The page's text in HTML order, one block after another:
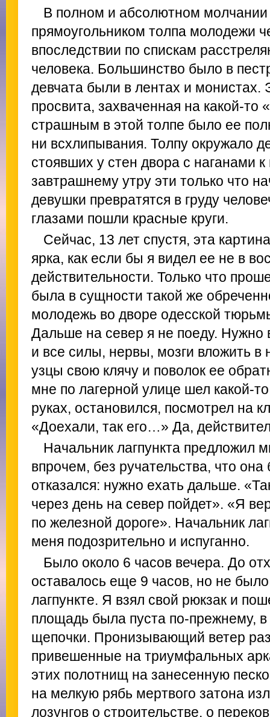
В полном и абсолютном
прямоугольником толпа молодежи
впоследствии по спискам
человека. Большинство было в
девчата были в лентах и монистах.
просвита, захваченная на какой-
страшным в этой толпе было ее
ни всхлипывания. Толпу окружало
стоявших у стен двора с наганами
завтрашнему утру эти только что
девушки превратятся в груду
глазами пошли красные круги.
Сейчас, 13 лет спустя, эта
ярка, как если бы я видел ее не в
действительности. Только что
была в сущности такой же
молодежь во дворе одесской
Дальше на север я не поеду. Нужно
и все силы, нервы, мозги вложить в
узцы свою клячу и поволок ее
мне по лагерной улице шел какой-
руках, остановился, посмотрел на
«Доехали, так его…» Да,
Начальник лагпункта предложил
впрочем, без ручательства, что
отказался: нужно ехать дальше.
через день на север пойдет». «Я
по железной дороге». Начальник
меня подозрительно и испуганно.
Было около 6 часов вечера. До
оставалось еще 9 часов, но не
лагпункте. Я взял свой рюкзак и
площадь была пуста по-прежнему,
щепочки. Пронизывающий ветер
привешенные на триумфальных
этих полотнищ на занесенную
на мелкую рябь мертвого затона
лозунгов о строительстве, о